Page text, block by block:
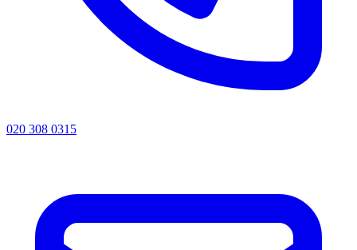
020 308 0315